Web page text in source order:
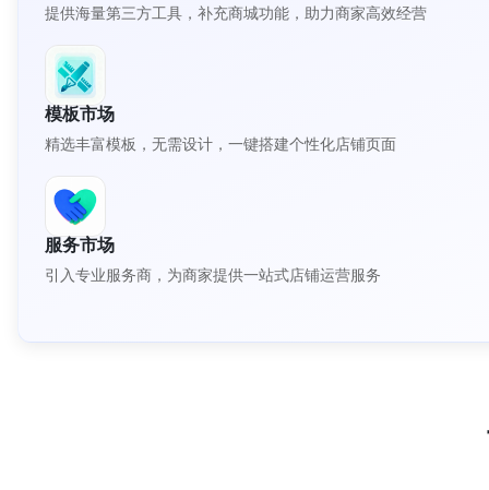
提供海量第三方工具，补充商城功能，助力商家高效经营
模板市场
精选丰富模板，无需设计，一键搭建个性化店铺页面
服务市场
引入专业服务商，为商家提供一站式店铺运营服务